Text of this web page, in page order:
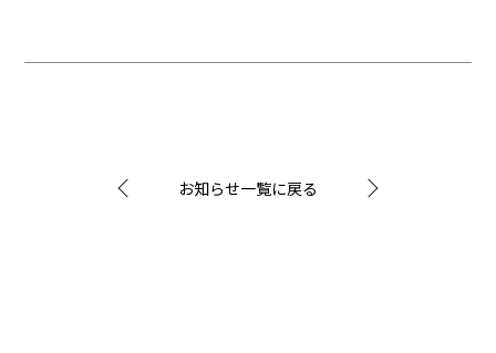
お知らせ一覧に戻る